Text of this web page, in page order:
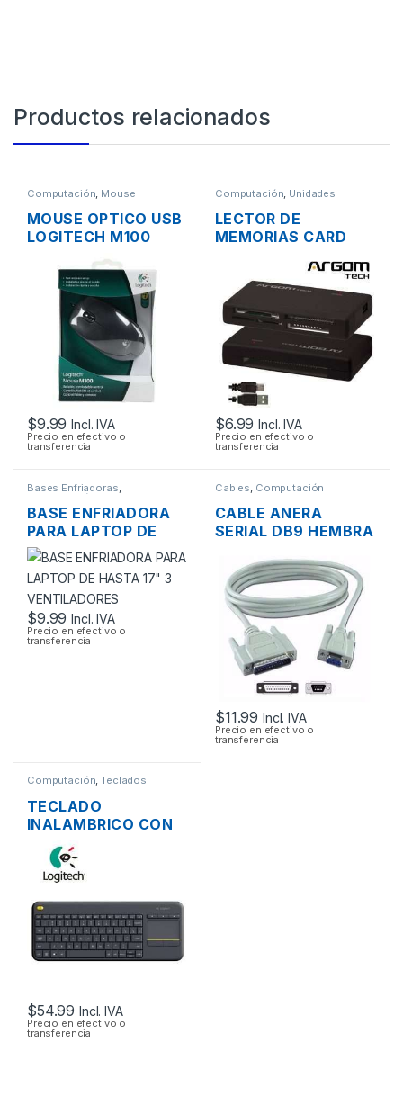
Productos relacionados
Computación, Mouse
MOUSE OPTICO USB
LOGITECH M100
$9.99 Incl. IVA
Precio en efectivo o
transferencia
Computación, Unidades
Opticas - Lectores
LECTOR DE
MEMORIAS CARD
ARGOM 88R USB 2.0
TODO EN 1
$6.99 Incl. IVA
Precio en efectivo o
transferencia
Bases Enfriadoras
Computación
BASE ENFRIADORA
PARA LAPTOP DE
HASTA 17″ 3
VENTILADORES
$9.99 Incl. IVA
Precio en efectivo o
transferencia
Cables Computación
CABLE ANERA
SERIAL DB9 HEMBRA
MACHO 1.8MTS
$11.99 Incl. IVA
Precio en efectivo o
transferencia
Computación,Teclados
TECLADO
INALAMBRICO CON
TOUCHPAD
LOGITECH K400 EN
ESPAÑOL
COLOR NEGRO
MULTIMEDIA
$54.99 Incl. IVA
Precio en efectivo o
transferencia